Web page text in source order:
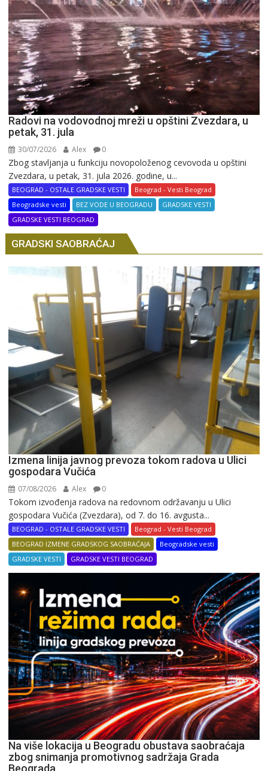
Radovi na vodovodnoj mreži u opštini Zvezdara, u
petak, 31. jula
30/07/2026 Alex 0
Zbog stavljanja u funkciju novopoloženog cevovoda u opštini
Zvezdara, u petak, 31. jula 2026. godine, u...
BEOGRAD - OSTALE GRADSKE VESTI
Beograd - Vesti Beograd
Beogradske vesti
BEZ VODE U BEOGRADU
GRADSKE VESTI
GRADSKE VESTI BEOGRAD
GRADSKI SAOBRAĆAJ
Izmena linija javnog prevoza tokom radova u Ulici
gospodara Vučića
07/08/2026 Alex 0
Tokom izvođenja radova na redovnom održavanju u Ulici
gospodara Vučića (Zvezdara), od 7. do 16. avgusta...
BEOGRAD - OSTALE GRADSKE VESTI
Beograd - Vesti Beograd
BEOGRAD IZMENE GRADSKOG SAOBRAĆAJA
Beogradske vesti
GRADSKE VESTI
GRADSKE VESTI BEOGRAD
Na više lokacija u Beogradu obustava saobraćaja
zbog snimanja promotivnog sadržaja Grada
Beograda